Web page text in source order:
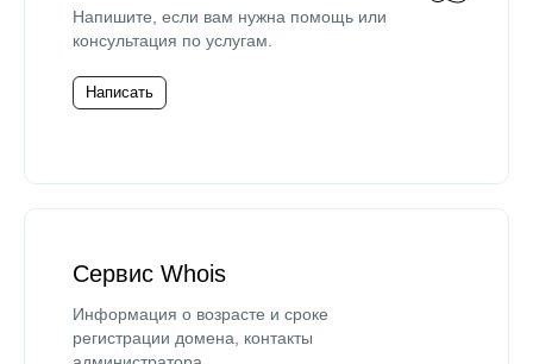
Напишите, если вам нужна помощь или
консультация по услугам.
Написать
Сервис Whois
Информация о возрасте и сроке
регистрации домена, контакты